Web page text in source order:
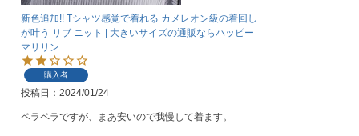
新色追加!! Tシャツ感覚で着れる カメレオン級の着回し
が叶う リブ ニット | 大きいサイズの通販ならハッピー
マリリン
購入者
投稿日 2024/01/24
ペラペラですが、まあ安いので我慢して着ます。